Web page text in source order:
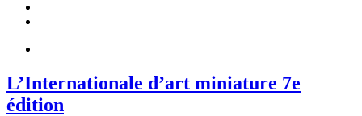
L’Internationale d’art miniature 7e
édition